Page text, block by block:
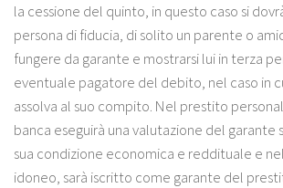
la cessione del quinto, in questo caso si
persona di fiducia, di solito un parente o
fungere da garante e mostrarsi lui in terza
eventuale pagatore del debito, nel caso in
assolva al suo compito. Nel prestito
banca eseguirà una valutazione del garante
sua condizione economica e reddituale e
idoneo, sarà iscritto come garante del